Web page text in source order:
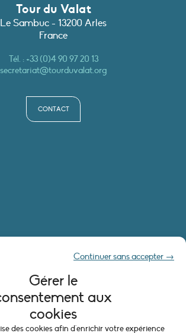
Gérer le
aux
cookies
des cookies afin d'enrichir votre expérience
Continuer sans accepter →
Tour du Valat
Le Sambuc - 13200 Arles
France
Tél. :+33 (0)4 90 97 20 13
secretariat@tourduvalat.org
CONTACT
LÉGALES